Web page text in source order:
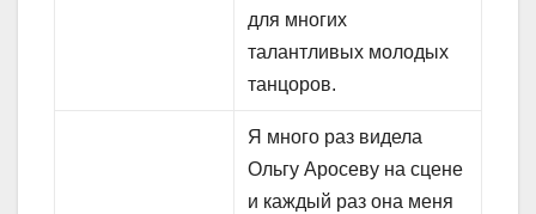
для многих
талантливых молодых
танцоров.
Я много раз видела
Ольгу Аросеву на сцене
и каждый раз она меня